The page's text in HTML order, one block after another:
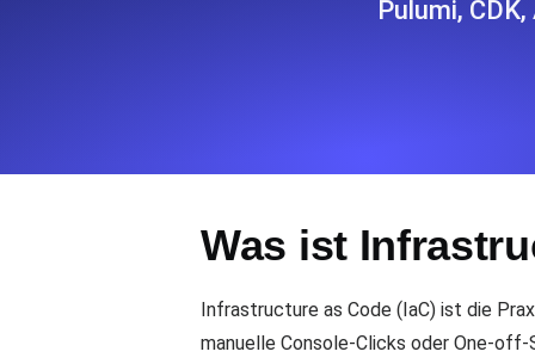
Überwachen Sie Ihre Website-
Cron Job Monitoring
Heartbeat Monitoring für Cronjobs
Pulumi,
Was ist
Infrastructure as Code (IaC) ist die
manuelle Console-Clicks oder One-